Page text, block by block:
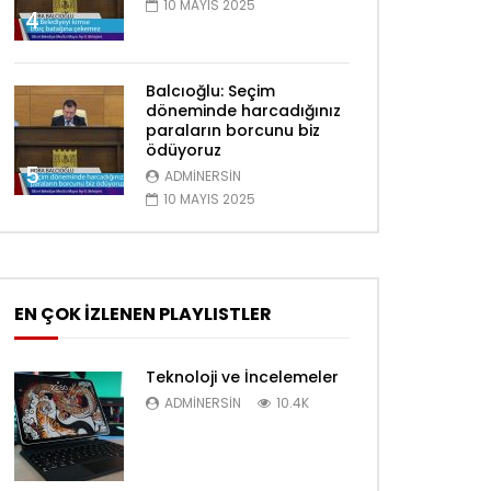
Daha sonra izle
02:21
HESAPLAR BİZDEN!
10 ARALIK 2020
26 EKIM 2020
4
10 MAYIS 2025
5
Balcıoğlu: Seçim
döneminde harcadığınız
paraların borcunu biz
ödüyoruz
ADMINERSIN
10 MAYIS 2025
EN ÇOK İZLENEN PLAYLISTLER
Teknoloji ve İncelemeler
ADMINERSIN 10.4K